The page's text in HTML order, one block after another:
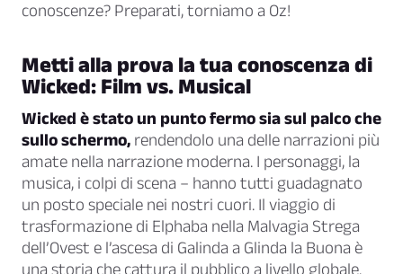
conoscenze? Preparati, torniamo a Oz!
Metti alla prova la tua conoscenza di
Wicked: Film vs. Musical
Wicked è stato un punto fermo sia sul palco che
sullo schermo, rendendolo una delle narrazioni più
amate nella narrazione moderna. I personaggi, la
musica, i colpi di scena – hanno tutti guadagnato
un posto speciale nei nostri cuori. Il viaggio di
trasformazione di Elphaba nella Malvagia Strega
dell’Ovest e l’ascesa di Galinda a Glinda la Buona è
una storia che cattura il pubblico a livello globale.